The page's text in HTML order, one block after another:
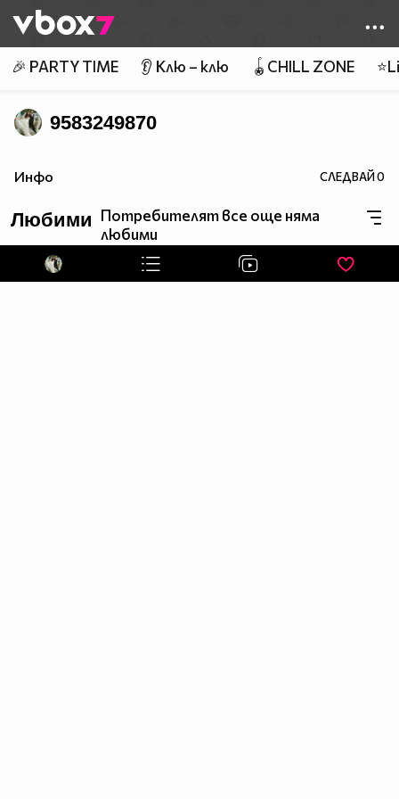
👾
🎉 PARTY TIME 👂 Клю – клю 🪀CHILL ZONE
9583249870
Инфо СЛЕДВАЙ0
Любими Потребителят все още няма
любими